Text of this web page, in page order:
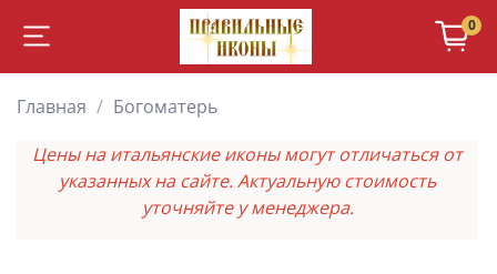
0
Главная
Богоматерь
Цены на итальянские иконы могут отличаться от
указанных на сайте. Актуальную стоимость
уточняйте у менеджера.